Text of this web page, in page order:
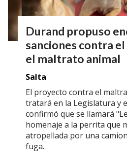
Durand propuso
sanciones contra
el maltrato animal
Salta
El proyecto contra el
tratará en la Legislatura y
confirmó que se llamará
homenaje a la perrita que
atropellada por una
fuga.